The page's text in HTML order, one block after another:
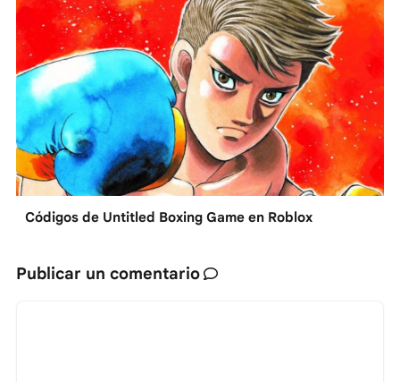
Códigos de Untitled Boxing Game en Roblox
Publicar un comentario